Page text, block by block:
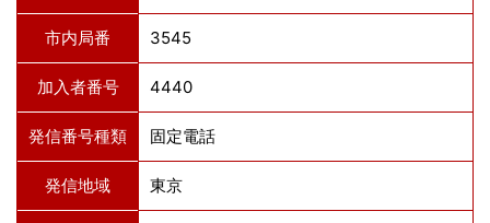
市内局番 3545
加入者番号 4440
発信番号種類 固定電話
発信地域 東京